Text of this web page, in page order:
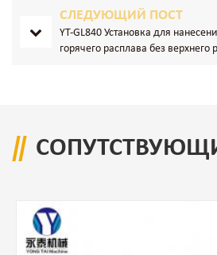
СЛЕДУЮЩИЙ ПОСТ
YT-GL840 Установка для
горячего расплава без верхнего